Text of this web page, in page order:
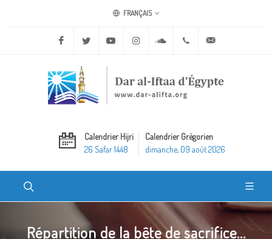
FRANÇAIS
Facebook Twitter Youtube Instagram Soundcloud+20 2 25970400
Calendrier Hijri
26 Safar 1448
Calendrier Grégorien
dimanche, 09 août 2026
Répartition de la bête de sacrifice...